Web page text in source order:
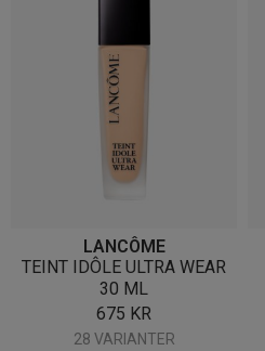
LANCÔME
TEINT IDÔLE ULTRA WEAR
30 ML
675 KR
28 VARIANTER